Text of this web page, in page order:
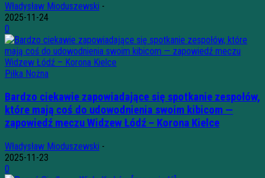
Władysław Mioduszewski -
2025-11-24
0
Piłka Nożna
Bardzo ciekawie zapowiadające się spotkanie zespołów,
które mają coś do udowodnienia swoim kibicom —
zapowiedź meczu Widzew Łódź – Korona Kielce
Władysław Mioduszewski -
2025-11-23
0